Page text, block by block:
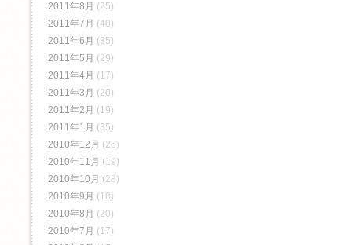
2011年8月 (25)
2011年7月 (40)
2011年6月 (35)
2011年5月 (29)
2011年4月 (17)
2011年3月 (20)
2011年2月 (19)
2011年1月 (35)
2010年12月 (26)
2010年11月 (19)
2010年10月 (28)
2010年9月 (18)
2010年8月 (20)
2010年7月 (17)